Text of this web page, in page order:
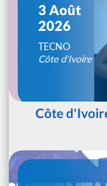
3 Août
2026
TECNO
Côte d'Ivoire
Côte